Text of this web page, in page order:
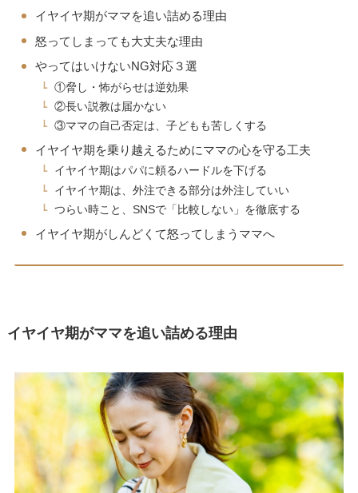
イヤイヤ期がママを追い詰める理由
怒ってしまっても大丈夫な理由
やってはいけないNG対応３選
①脅し・怖がらせは逆効果
②長い説教は届かない
③ママの自己否定は、子どもも苦しくする
イヤイヤ期を乗り越えるためにママの心を守る工夫
イヤイヤ期はパパに頼るハードルを下げる
イヤイヤ期は、外注できる部分は外注していい
つらい時こと、SNSで「比較しない」を徹底する
イヤイヤ期がしんどくて怒ってしまうママへ
イヤイヤ期がママを追い詰める理由